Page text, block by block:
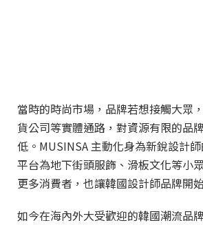
當時的時尚市場，品牌若想接觸大眾
貨公司等實體通路，對資源有限的品
低。MUSINSA 主動化身為新銳設計
平台為地下街頭服飾、滑板文化等小
更多消費者，也讓韓國設計師品牌開
如今在海內外大受歡迎的韓國潮流品牌